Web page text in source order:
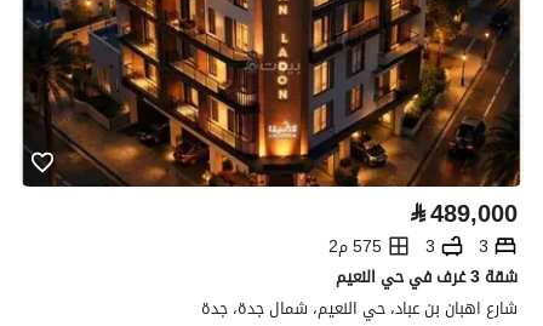
⃁489,000
3
3
575 م2
شقة 3 غرف في حي النعيم
شارع اهبان بن عباد، حي النعيم، شمال جدة، جدة